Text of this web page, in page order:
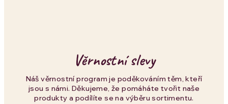
Věrnostní slevy
Náš věrnostní program je poděkováním těm, kteří
jsou s námi. Děkujeme, že pomáháte tvořit naše
produkty a podílíte se na výběru sortimentu.